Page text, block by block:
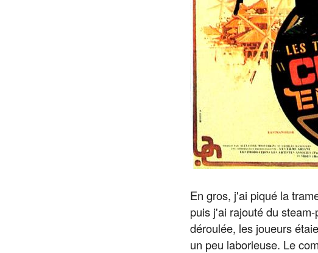
En gros, j'ai piqué la
puis j'ai rajouté du
déroulée, les joueurs
un peu laborieuse. Le